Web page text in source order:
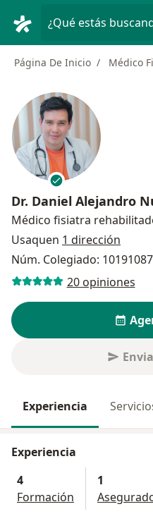
¿Qué estás
Página De Inicio Médico
Dr. Daniel Alejandro
Médico fisiatra
Usaquen 1 dirección
Núm. Colegiado:
20 opiniones
Experiencia
Experiencia
4
Formación
1